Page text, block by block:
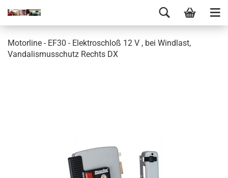
Motorline - EF30 - Elektroschloß 12 V , bei Windlast,
Vandalismusschutz Rechts DX